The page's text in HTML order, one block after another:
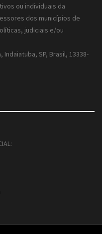
ou individuais da
dos municípios de
judiciais e/ou
Indaiatuba, SP, Brasil, 13338-